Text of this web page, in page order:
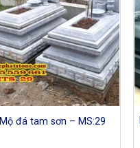
Mộ đá tam sơn – MS:29